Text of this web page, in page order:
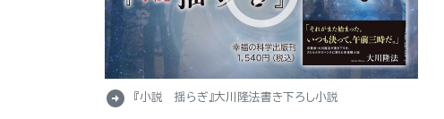
arrow_circle_right 『小説 揺らぎ』大川隆法書き下ろし小説